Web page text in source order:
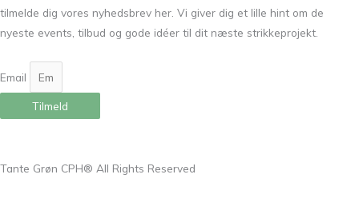
tilmelde dig vores nyhedsbrev her. Vi giver dig et lille hint om de
nyeste events, tilbud og gode idéer til dit næste strikkeprojekt.
Email
Tilmeld
Tante Grøn CPH® All Rights Reserved